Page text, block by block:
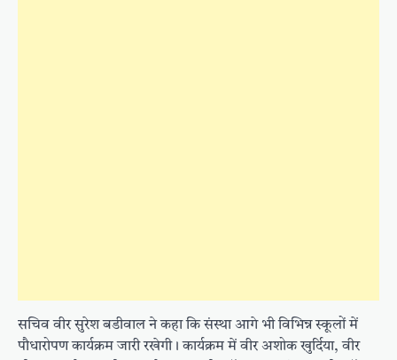
सचिव वीर सुरेश बडीवाल ने कहा कि संस्था आगे भी विभिन्न स्कूलों में
पौधारोपण कार्यक्रम जारी रखेगी। कार्यक्रम में वीर अशोक खुर्दिया, वीर